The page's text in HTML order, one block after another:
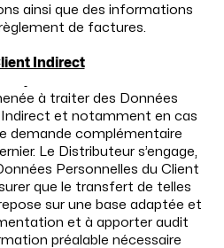
ainsi que des informations
de factures.
Indirect
à traiter des Données
Indirect et notamment en cas
demande complémentaire
Le Distributeur s’engage,
Personnelles du Client
que le transfert de telles
sur une base adaptée et
et à apporter audit
préalable nécessaire